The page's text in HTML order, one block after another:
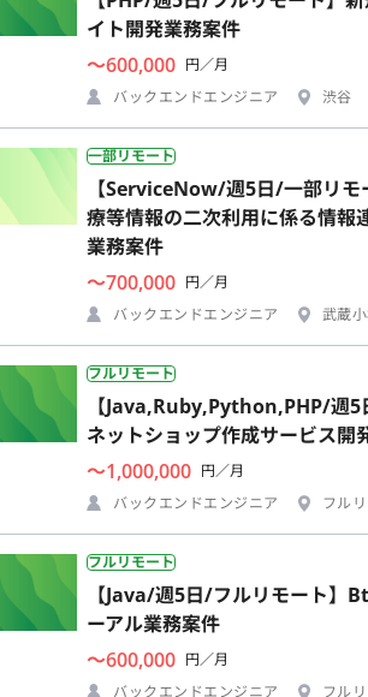
イト開発業務案件
〜600,000 円／月
バックエンドエンジニア
渋谷
一部リモート
【ServiceNow/週5日/一部リ
療等情報の二次利用に係る情報
業務案件
〜700,000 円／月
バックエンドエンジニア
武蔵
フルリモート
【Java,Ruby,Python,PHP/週5
ネットショップ作成サービス開
〜1,000,000 円／月
バックエンドエンジニア
フル
フルリモート
【Java/週5日/フルリモート】
ーアル業務案件
〜600,000 円／月
バックエンドエンジニア
フル